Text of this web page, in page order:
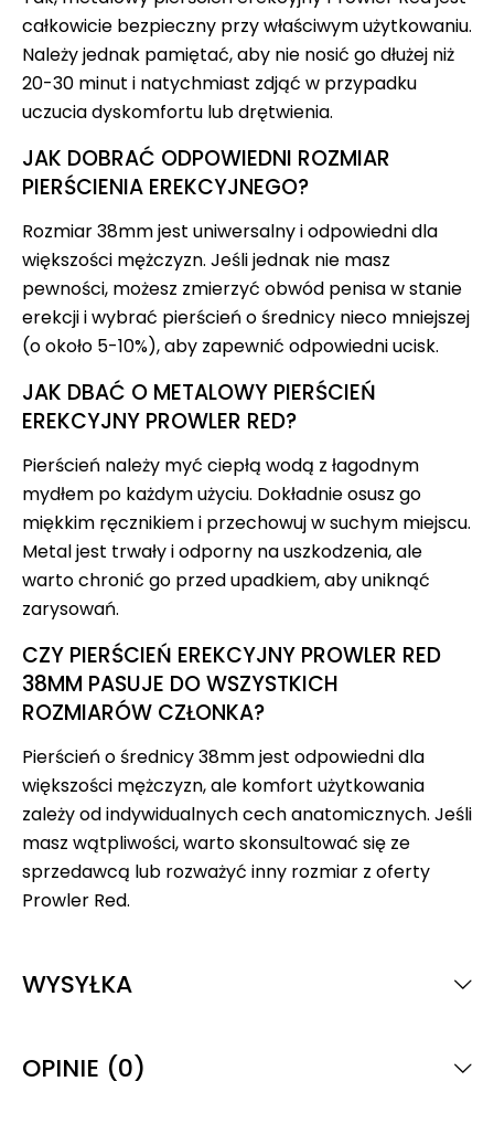
całkowicie bezpieczny przy właściwym użytkowaniu.
Należy jednak pamiętać, aby nie nosić go dłużej niż
20-30 minut i natychmiast zdjąć w przypadku
uczucia dyskomfortu lub drętwienia.
JAK DOBRAĆ ODPOWIEDNI ROZMIAR
PIERŚCIENIA EREKCYJNEGO?
Rozmiar 38mm jest uniwersalny i odpowiedni dla
większości mężczyzn. Jeśli jednak nie masz
pewności, możesz zmierzyć obwód penisa w stanie
erekcji i wybrać pierścień o średnicy nieco mniejszej
(o około 5-10%), aby zapewnić odpowiedni ucisk.
JAK DBAĆ O METALOWY PIERŚCIEŃ
EREKCYJNY PROWLER RED?
Pierścień należy myć ciepłą wodą z łagodnym
mydłem po każdym użyciu. Dokładnie osusz go
miękkim ręcznikiem i przechowuj w suchym miejscu.
Metal jest trwały i odporny na uszkodzenia, ale
warto chronić go przed upadkiem, aby uniknąć
zarysowań.
CZY PIERŚCIEŃ EREKCYJNY PROWLER RED
38MM PASUJE DO WSZYSTKICH
ROZMIARÓW CZŁONKA?
Pierścień o średnicy 38mm jest odpowiedni dla
większości mężczyzn, ale komfort użytkowania
zależy od indywidualnych cech anatomicznych. Jeśli
masz wątpliwości, warto skonsultować się ze
sprzedawcą lub rozważyć inny rozmiar z oferty
Prowler Red.
WYSYŁKA
OPINIE (0)